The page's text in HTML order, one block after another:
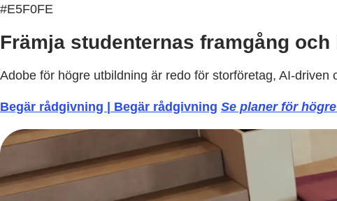
#E5F0FE
Främja studenternas framgång
Adobe för högre utbildning är redo för storföretag, AI-
Begär rådgivning | Begär rådgivning Se planer för